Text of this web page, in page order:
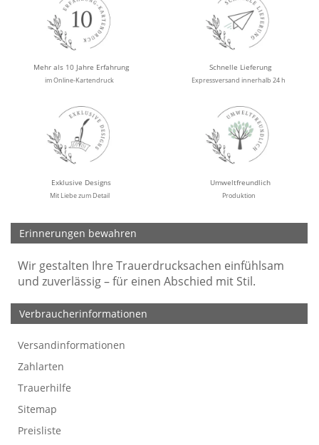
Mehr als 10 Jahre Erfahrung
im Online-Kartendruck
Schnelle Lieferung
Expressversand innerhalb 24 h
Exklusive Designs
Mit Liebe zum Detail
Umweltfreundlich
Produktion
Erinnerungen bewahren
Wir gestalten Ihre Trauerdrucksachen einfühlsam
und zuverlässig – für einen Abschied mit Stil.
Verbraucherinformationen
Versandinformationen
Zahlarten
Trauerhilfe
Sitemap
Preisliste
Werbefreie Trauerkarten
Tipps
So bestellen Sie
Preise und Muster
Texte für Trauerkarten
Texte für Kondolenzkarten